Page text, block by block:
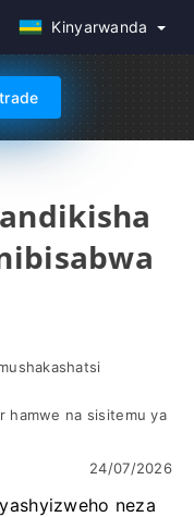
Kinyarwanda
hamwe na sisitemu ya
24/07/2026
neza